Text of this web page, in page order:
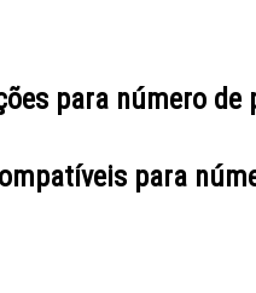
para número de
para